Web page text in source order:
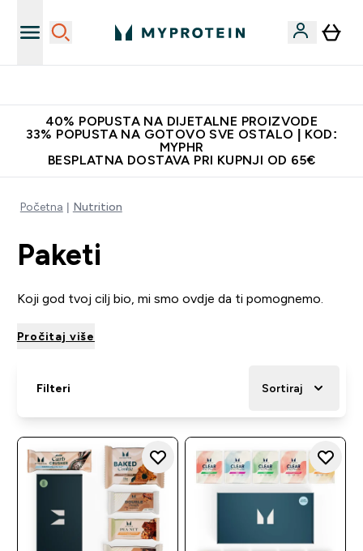
40% POPUSTA NA DIJETALNE PROIZVODE
33% POPUSTA NA GOTOVO SVE OSTALO | KOD:
MYPHR
BESPLATNA DOSTAVA PRI KUPNJI OD 65€
Početna Nutrition
Paketi
Koji god tvoj cilj bio, mi smo ovdje da ti pomognemo.
Pročitaj više
Filteri Sortiraj